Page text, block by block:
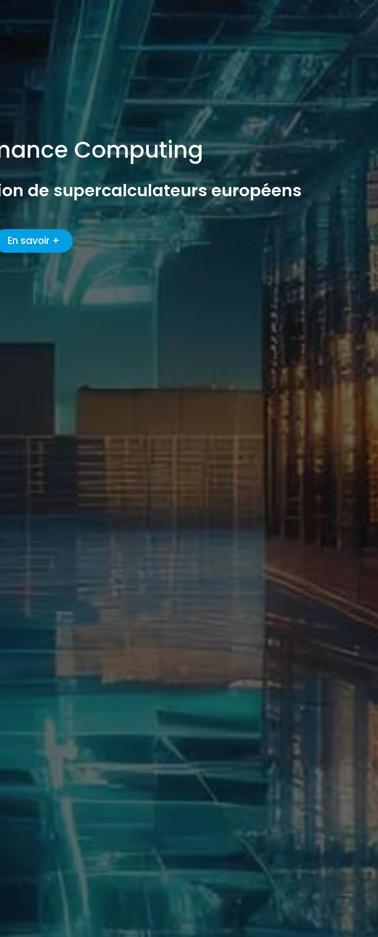
Computing
de supercalculateurs européens
En savoir +